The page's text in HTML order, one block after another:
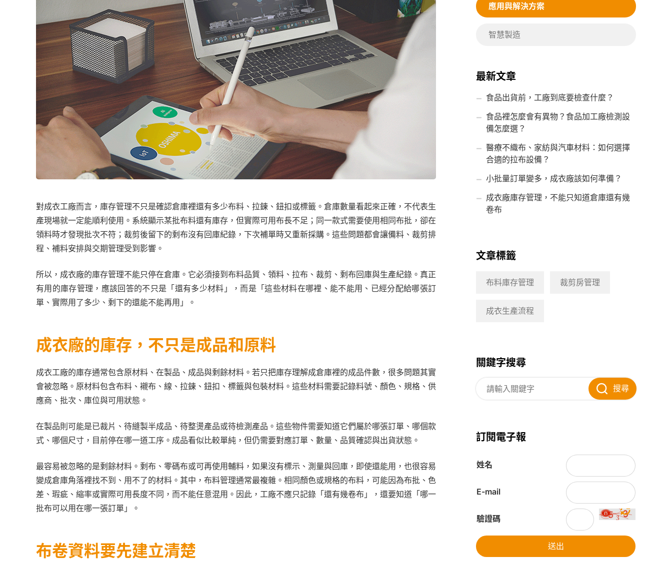
對成衣工廠而言，庫存管理不只是確認倉庫裡還有多少布料、拉鍊、鈕扣或標籤。倉庫數量看起來正確，不代表生
產現場就一定能順利使用。系統顯示某批布料還有庫存，但實際可用布長不足；同一款式需要使用相同布批，卻在
領料時才發現批次不符；裁剪後留下的剩布沒有回庫紀錄，下次補單時又重新採購。這些問題都會讓備料、裁剪排
程、補料安排與交期管理受到影響。
所以，成衣廠的庫存管理不能只停在倉庫。它必須接到布料品質、領料、拉布、裁剪、剩布回庫與生產紀錄。真正
有用的庫存管理，應該回答的不只是「還有多少材料」，而是「這些材料在哪裡、能不能用、已經分配給哪張訂
單、實際用了多少、剩下的還能不能再用」。
成衣廠的庫存，不只是成品和原料
成衣工廠的庫存通常包含原材料、在製品、成品與剩餘材料。若只把庫存理解成倉庫裡的成品件數，很多問題其實
會被忽略。原材料包含布料、襯布、線、拉鍊、鈕扣、標籤與包裝材料。這些材料需要記錄料號、顏色、規格、供
應商、批次、庫位與可用狀態。
在製品則可能是已裁片、待縫製半成品、待整燙產品或待檢測產品。這些物件需要知道它們屬於哪張訂單、哪個款
式、哪個尺寸，目前停在哪一道工序。成品看似比較單純，但仍需要對應訂單、數量、品質確認與出貨狀態。
最容易被忽略的是剩餘材料。剩布、零碼布或可再使用輔料，如果沒有標示、測量與回庫，即使還能用，也很容易
變成倉庫角落裡找不到、用不了的材料。其中，布料管理通常最複雜。相同顏色或規格的布料，可能因為布批、色
差、瑕疵、縮率或實際可用長度不同，而不能任意混用。因此，工廠不應只記錄「還有幾卷布」，還要知道「哪一
批布可以用在哪一張訂單」。
布卷資料要先建立清楚
應用與解決方案
智慧製造
最新文章
食品出貨前，工廠到底要檢查什麼？
食品裡怎麼會有異物？食品加工廠檢測設
備怎麼選？
醫療不織布、家紡與汽車材料：如何選擇
合適的拉布設備？
小批量訂單變多，成衣廠該如何準備？
成衣廠庫存管理，不能只知道倉庫還有幾
卷布
文章標籤
布料庫存管理 裁剪房管理
成衣生產流程
關鍵字搜尋
搜尋
訂閱電子報
姓名
E-mail
驗證碼
送出